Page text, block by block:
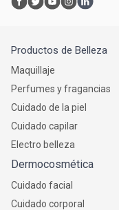
Productos de Belleza
Maquillaje
Perfumes y fragancias
Cuidado de la piel
Cuidado capilar
Electro belleza
Dermocosmética
Cuidado facial
Cuidado corporal